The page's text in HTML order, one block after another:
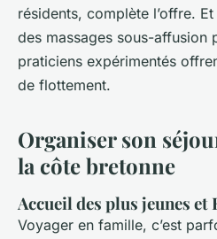
résidents, complète l’offre.
des massages sous-affusion
praticiens expérimentés
de flottement.
Organiser son
la côte bretonne
Accueil des plus jeunes et
Voyager en famille, c’est